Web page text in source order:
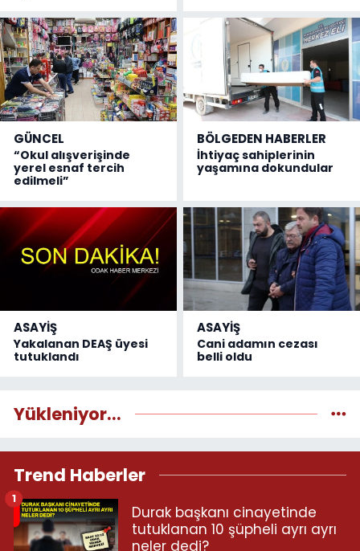
GÜNCEL
“Okul alışverişinde
yerel esnaf tercih
edilmeli”
BÖLGEDEN HABERLER
İhtiyaç sahiplerinin
yaşamına dokundular
ASAYİŞ
Yakalanan DEAŞ üyesi
tutuklandı
ASAYİŞ
Cani adamın cezası
belli oldu
Yükleniyor...
Trend Haberler
Durak başkanı cinayetinde
tutuklanan 10 şüpheli ayrı ayrı
neler dedi?
1